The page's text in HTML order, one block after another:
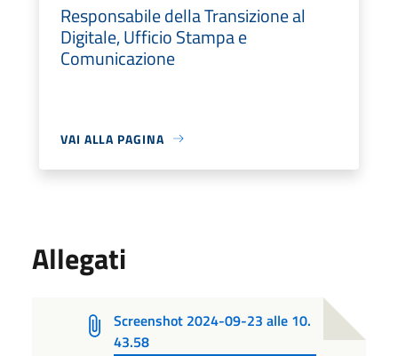
Responsabile della Transizione al
Digitale, Ufficio Stampa e
Comunicazione
VAI ALLA PAGINA
Allegati
Screenshot 2024-09-23 alle 10.
43.58